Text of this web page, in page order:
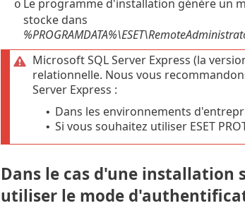
o Le programme d'installation génère un
stocke dans
Microsoft SQL Server Express (la
relationnelle. Nous vous
Server Express :
• Dans les environnements
• Si vous souhaitez utiliser ESET
Dans le cas d'une installation
utiliser le mode